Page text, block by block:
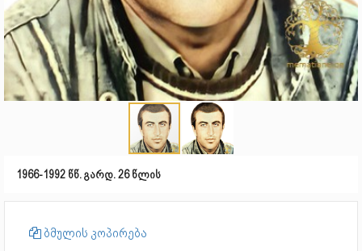
1966-1992 წწ. გარდ. 26 წლის
ბმულის კოპირება